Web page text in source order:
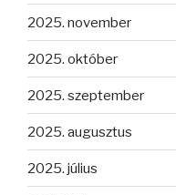
2025. november
2025. október
2025. szeptember
2025. augusztus
2025. július